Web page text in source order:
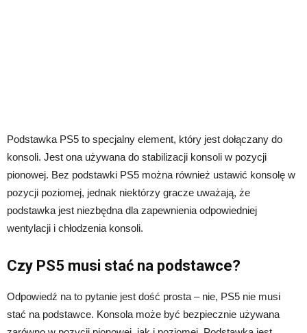
Podstawka PS5 to specjalny element, który jest dołączany do
konsoli. Jest ona używana do stabilizacji konsoli w pozycji
pionowej. Bez podstawki PS5 można również ustawić konsolę w
pozycji poziomej, jednak niektórzy gracze uważają, że
podstawka jest niezbędna dla zapewnienia odpowiedniej
wentylacji i chłodzenia konsoli.
Czy PS5 musi stać na podstawce?
Odpowiedź na to pytanie jest dość prosta – nie, PS5 nie musi
stać na podstawce. Konsola może być bezpiecznie używana